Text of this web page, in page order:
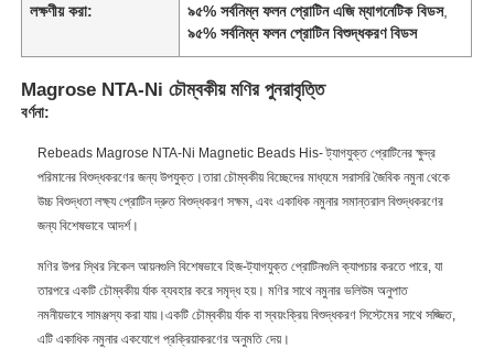
লক্ষণীয় করা:
৯৫% সর্বনিম্ন ফলন প্রোটিন এজি ম্যাগনেটিক বিডস,
৯৫% সর্বনিম্ন ফলন প্রোটিন বিশুদ্ধকরণ বিডস
Magrose NTA-Ni চৌম্বকীয় মণির পুনরাবৃত্তি
বর্ণনা:
Rebeads Magrose NTA-Ni Magnetic Beads His- ট্যাগযুক্ত প্রোটিনের ক্ষুদ্র
পরিমানের বিশুদ্ধকরণের জন্য উপযুক্ত।তারা চৌম্বকীয় বিচ্ছেদের মাধ্যমে সরাসরি জৈবিক নমুনা থেকে
উচ্চ বিশুদ্ধতা লক্ষ্য প্রোটিন দ্রুত বিশুদ্ধকরণ সক্ষম, এবং একাধিক নমুনার সমান্তরাল বিশুদ্ধকরণের
জন্য বিশেষভাবে আদর্শ।
মণির উপর স্থির নিকেল আয়নগুলি বিশেষভাবে হিজ-ট্যাগযুক্ত প্রোটিনগুলি ক্যাপচার করতে পারে, যা
তারপরে একটি চৌম্বকীয় র্যাক ব্যবহার করে সমৃদ্ধ হয়। মণির সাথে নমুনার ভলিউম অনুপাত
নমনীয়ভাবে সামঞ্জস্য করা যায়।একটি চৌম্বকীয় র্যাক বা স্বয়ংক্রিয় বিশুদ্ধকরণ সিস্টেমের সাথে সজ্জিত,
এটি একাধিক নমুনার একযোগে প্রক্রিয়াকরণের অনুমতি দেয়।